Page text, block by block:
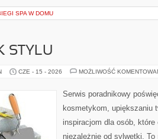
SPA W DOMU
STYLU
CZE - 15 - 2026 MOŻLIWOŚĆ
Serwis poradnikowy
kosmetykom, upiększaniu
inspiracjom dla osób,
niezależnie od sylwetki.